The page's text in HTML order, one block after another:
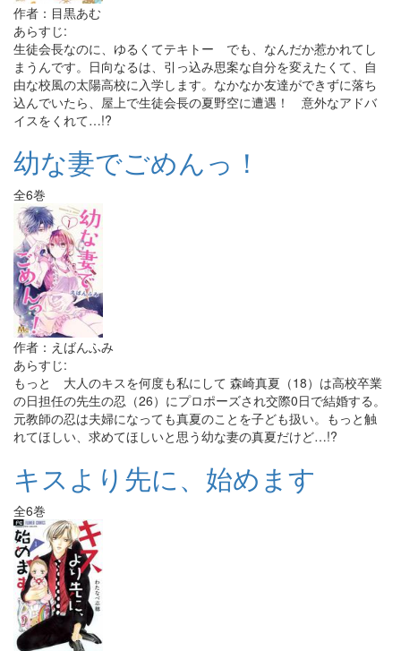
作者：目黒あむ
あらすじ:
生徒会長なのに、ゆるくてテキトー でも、なんだか惹かれてし
まうんです。日向なるは、引っ込み思案な自分を変えたくて、自
由な校風の太陽高校に入学します。なかなか友達ができずに落ち
込んでいたら、屋上で生徒会長の夏野空に遭遇！ 意外なアドバ
イスをくれて…!?
幼な妻でごめんっ！
全6巻
作者：えばんふみ
あらすじ:
もっと 大人のキスを何度も私にして 森崎真夏（18）は高校卒業
の日担任の先生の忍（26）にプロポーズされ交際0日で結婚する。
元教師の忍は夫婦になっても真夏のことを子ども扱い。もっと触
れてほしい、求めてほしいと思う幼な妻の真夏だけど…!?
キスより先に、始めます
全6巻